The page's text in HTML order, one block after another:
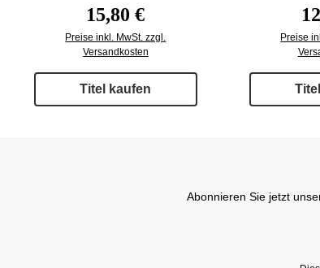
Regulärer Preis:
15,80 €
Preise inkl. MwSt. zzgl.
Versandkosten
Titel kaufen
Preise
Abonnieren Sie jetzt